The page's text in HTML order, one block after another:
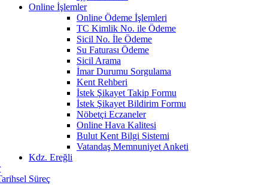
Online İşlemler
Online Ödeme İşlemleri
TC Kimlik No. ile Ödeme
Sicil No. İle Ödeme
Su Faturası Ödeme
Sicil Arama
İmar Durumu Sorgulama
Kent Rehberi
İstek Şikayet Takip Formu
İstek Şikayet Bildirim Formu
Nöbetçi Eczaneler
Online Hava Kalitesi
Bulut Kent Bilgi Sistemi
Vatandaş Memnuniyet Anketi
Kdz. Ereğli
Süreç